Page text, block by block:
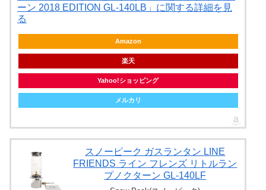
ーン 2018 EDITION GL-140LB」に関する詳細を見
る
Amazon
楽天
Yahoo!ショッピング
メルカリ
スノーピーク ガスランタン LINE
FRIENDS ライン フレンズ リトルラン
プノクターン GL-140LF